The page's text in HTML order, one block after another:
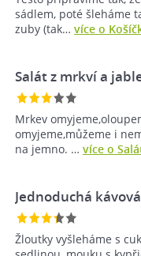
sádlem, poté šleháme
zuby (tak… více o
Salát z mrkví a
Mrkev
omyjeme,můžeme i
na jemno. … více o
Jednoduchá
Žloutky vyšleháme s